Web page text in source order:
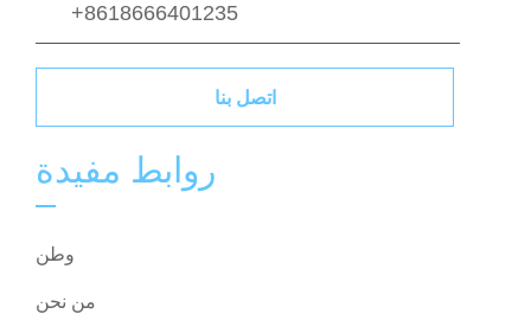
+8618666401235
اتصل بنا
روابط مفيدة
وطن
من نحن